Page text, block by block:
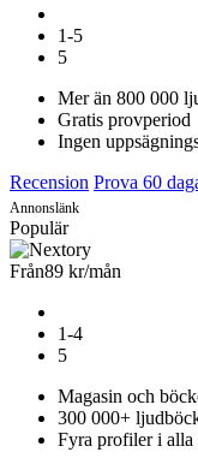
1-5
5
Mer än 800 000
Gratis provperiod
Ingen
Recension Prova 60
Annonslänk
Populär
Från89 kr/mån
1-4
5
Magasin och
300 000+
Fyra profiler i alla